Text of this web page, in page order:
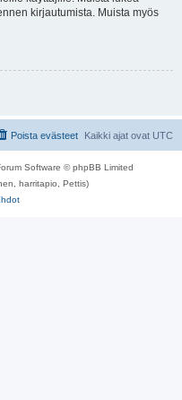
kirjautumista. Muista myös
Kaikki ajat ovat UTC
Poista evästeet
Software © phpBB Limited
harritapio, Pettis)